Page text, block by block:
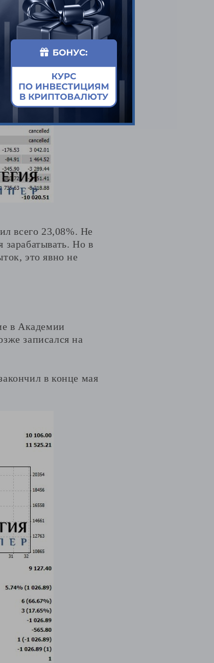
всего 23,08%. Не
Но в
это явно не
в Академии
записался на
в конце мая